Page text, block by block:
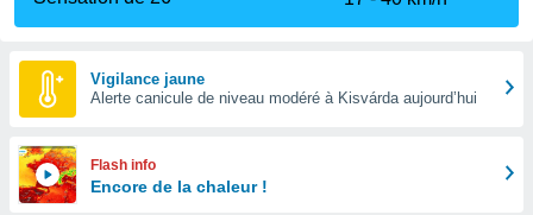
Vigilance jaune
Alerte canicule de niveau modéré à Kisvárda aujourd’hui
Flash info
Encore de la chaleur !